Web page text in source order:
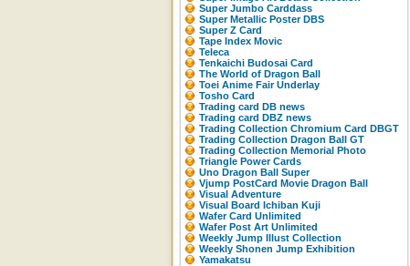
Super Jumbo Carddass
Super Metallic Poster DBS
Super Z Card
Tape Index Movic
Teleca
Tenkaichi Budosai Card
The World of Dragon Ball
Toei Anime Fair Underlay
Tosho Card
Trading card DB news
Trading card DBZ news
Trading Collection Chromium Card DBGT
Trading Collection Dragon Ball GT
Trading Collection Memorial Photo
Triangle Power Cards
Uno Dragon Ball Super
Vjump PostCard Movie Dragon Ball
Visual Adventure
Visual Board Ichiban Kuji
Wafer Card Unlimited
Wafer Post Art Unlimited
Weekly Jump Illust Collection
Weekly Shonen Jump Exhibition
Yamakatsu